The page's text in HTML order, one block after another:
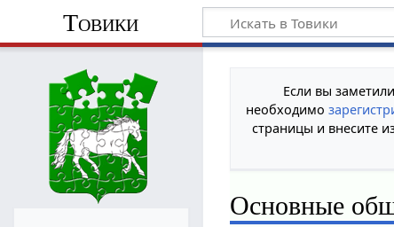
Товики
Если вы
необходимо
страницы и внесите
Основные